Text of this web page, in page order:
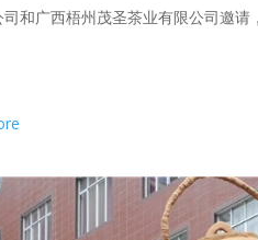
和广西梧州茂圣茶业有限公司邀